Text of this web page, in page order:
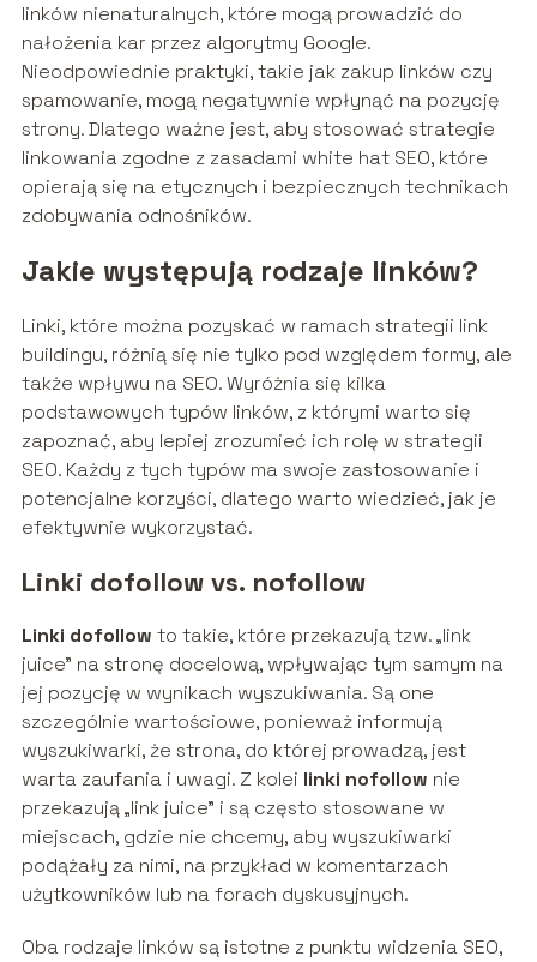
linków nienaturalnych, które mogą prowadzić do
nałożenia kar przez algorytmy Google.
Nieodpowiednie praktyki, takie jak zakup linków czy
spamowanie, mogą negatywnie wpłynąć na pozycję
strony. Dlatego ważne jest, aby stosować strategie
linkowania zgodne z zasadami white hat SEO, które
opierają się na etycznych i bezpiecznych technikach
zdobywania odnośników.
Jakie występują rodzaje linków?
Linki, które można pozyskać w ramach strategii link
buildingu, różnią się nie tylko pod względem formy, ale
także wpływu na SEO. Wyróżnia się kilka
podstawowych typów linków, z którymi warto się
zapoznać, aby lepiej zrozumieć ich rolę w strategii
SEO. Każdy z tych typów ma swoje zastosowanie i
potencjalne korzyści, dlatego warto wiedzieć, jak je
efektywnie wykorzystać.
Linki dofollow vs. nofollow
Linki dofollow to takie, które przekazują tzw. „link
juice” na stronę docelową, wpływając tym samym na
jej pozycję w wynikach wyszukiwania. Są one
szczególnie wartościowe, ponieważ informują
wyszukiwarki, że strona, do której prowadzą, jest
warta zaufania i uwagi. Z kolei linki nofollow nie
przekazują „link juice” i są często stosowane w
miejscach, gdzie nie chcemy, aby wyszukiwarki
podążały za nimi, na przykład w komentarzach
użytkowników lub na forach dyskusyjnych.
Oba rodzaje linków są istotne z punktu widzenia SEO,